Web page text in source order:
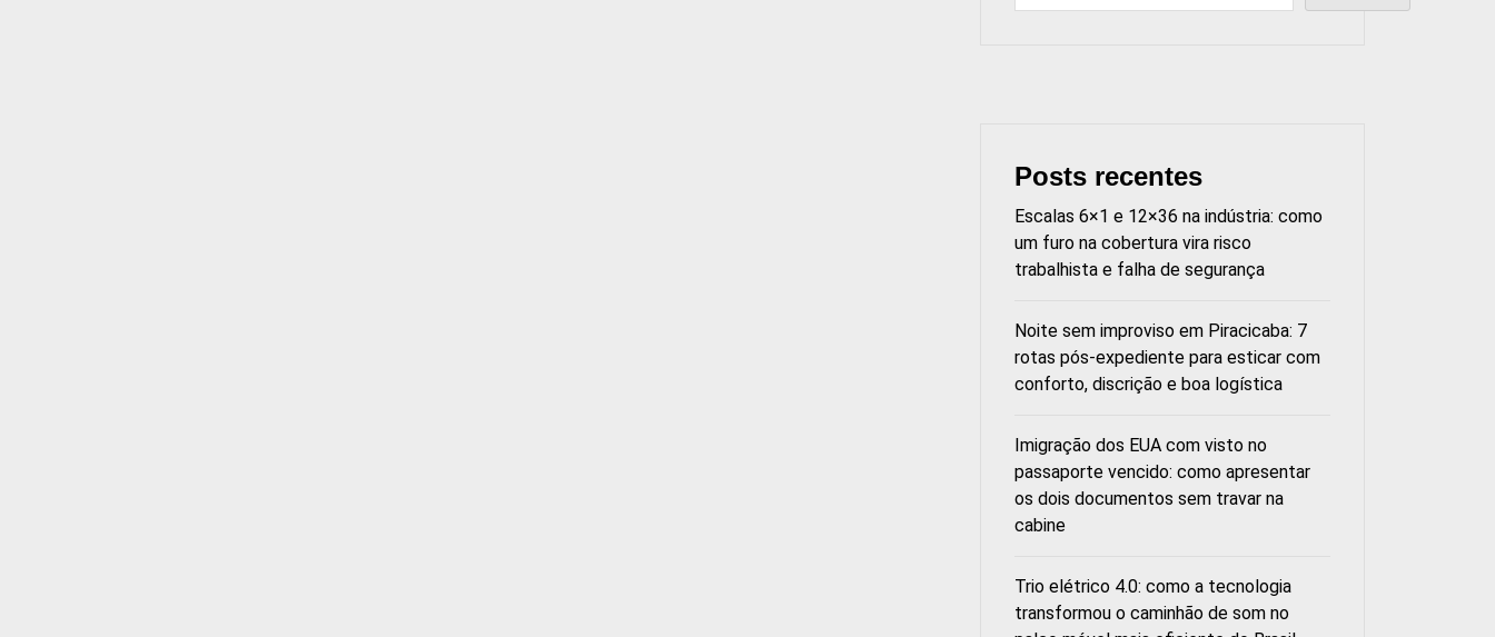
Posts recentes
Escalas 6×1 e 12×36 na indústria: como
um furo na cobertura vira risco
trabalhista e falha de segurança
Noite sem improviso em Piracicaba: 7
rotas pós-expediente para esticar com
conforto, discrição e boa logística
Imigração dos EUA com visto no
passaporte vencido: como apresentar
os dois documentos sem travar na
cabine
Trio elétrico 4.0: como a tecnologia
transformou o caminhão de som no